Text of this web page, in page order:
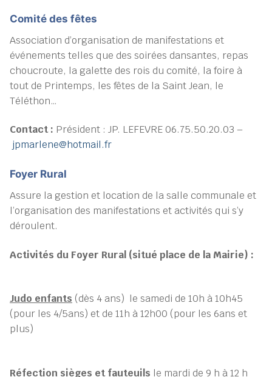
Comité des fêtes
Association d’organisation de manifestations et
événements telles que des soirées dansantes, repas
choucroute, la galette des rois du comité, la foire à
tout de Printemps, les fêtes de la Saint Jean, le
Téléthon…
Contact : Président : JP. LEFEVRE 06.75.50.20.03 –
jpmarlene@hotmail.fr
Foyer Rural
Assure la gestion et location de la salle communale et
l’organisation des manifestations et activités qui s’y
déroulent.
Activités du Foyer Rural (situé place de la Mairie) :
Judo enfants (dès 4 ans) le samedi de 10h à 10h45
(pour les 4/5ans) et de 11h à 12h00 (pour les 6ans et
plus)
Réfection sièges et fauteuils le mardi de 9 h à 12 h